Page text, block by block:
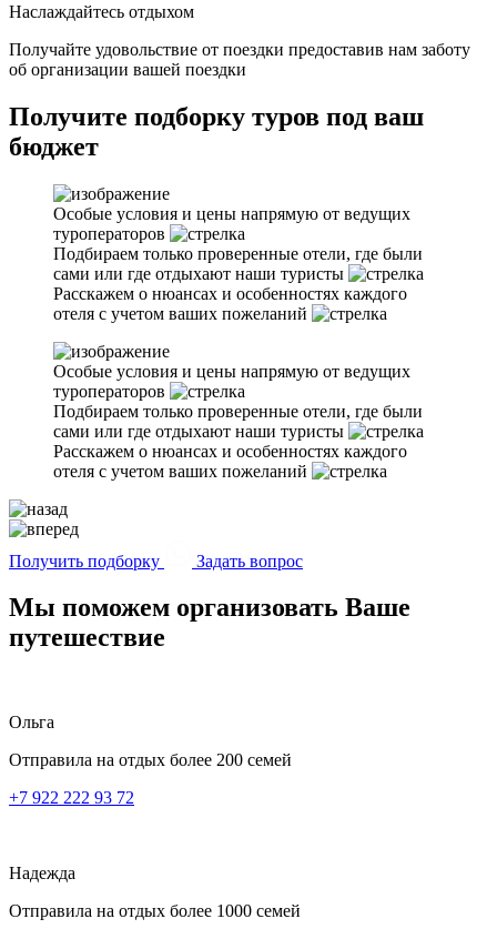
Наслаждайтесь отдыхом
Получайте удовольствие от поездки предоставив нам заботу
об организации вашей поездки
Получите подборку туров под ваш
бюджет
Особые условия и цены напрямую от ведущих
туроператоров
Подбираем только проверенные отели, где были
сами или где отдыхают наши туристы
Расскажем о нюансах и особенностях каждого
отеля с учетом ваших пожеланий
Особые условия и цены напрямую от ведущих
туроператоров
Подбираем только проверенные отели, где были
сами или где отдыхают наши туристы
Расскажем о нюансах и особенностях каждого
отеля с учетом ваших пожеланий
Получить подборку Задать вопрос
Мы поможем организовать Ваше
путешествие
Ольга
Отправила на отдых более 200 семей
+7 922 222 93 72
Надежда
Отправила на отдых более 1000 семей